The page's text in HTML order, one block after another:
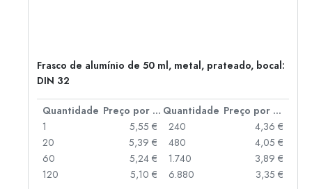
Frasco de alumínio de 50 ml, metal, prateado, bocal:
DIN 32
Quantidade Preço por peça Quantidade
Preço por peça
1
5,55 €
20
5,39 €
60
5,24 €
120
5,10 €
240
4,36 €
480
4,05 €
1.740
3,89 €
6.880
3,35 €